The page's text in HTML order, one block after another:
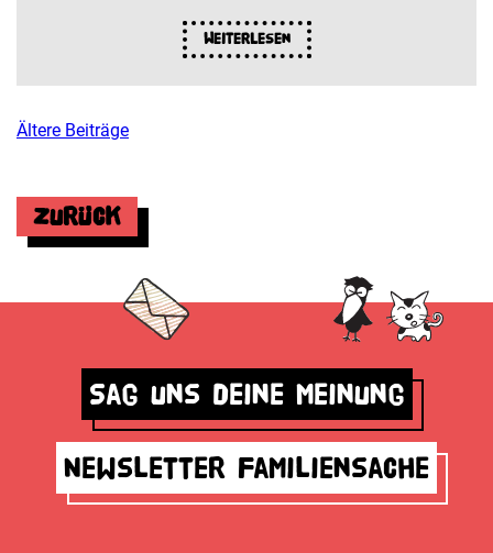
Weiterlesen
Beitragsnavigation
Ältere Beiträge
Zurück
Sag uns deine Meinung
Newsletter Familiensache